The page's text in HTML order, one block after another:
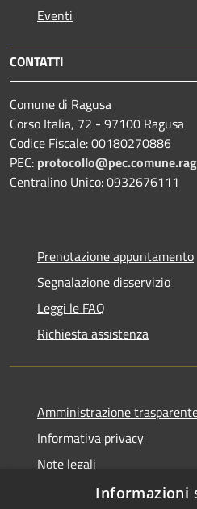
Eventi
CONTATTI
Comune di Ragusa
Corso Italia, 72 - 97100 Ragusa
Codice Fiscale: 00180270886
PEC:
Centralino Unico: 0932676111
Prenotazione appuntamento
Segnalazione disservizio
Leggi le FAQ
Richiesta assistenza
Amministrazione
Informativa privacy
Note legali
Dichiarazione di accessibilità
Informazioni